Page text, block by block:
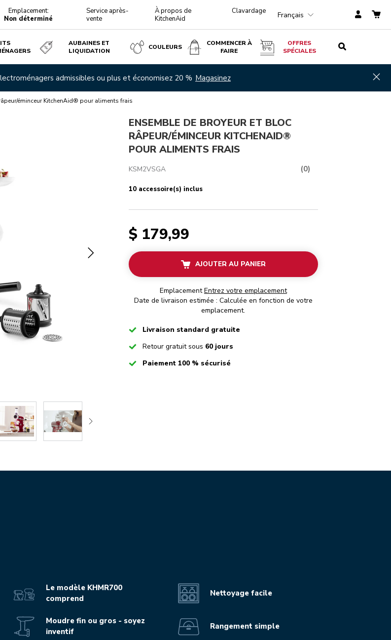
Emplacement:
Non déterminé
Service après-
vente
À propos de
KitchenAid
Clavardage Français
AUBAINES ET
LIQUIDATION
COULEURS
COMMENCER À
FAIRE
OFFRES
SPÉCIALES
admissibles ou plus et économisez 20 % Magasinez
éminceur KitchenAid® pour aliments frais
Avis
ENSEMBLE DE BROYEUR ET BLOC
RÂPEUR/ÉMINCEUR KITCHENAID®
POUR ALIMENTS FRAIS
KSM2VSGA (0)
10 accessoire(s) inclus
$ 179,99
AJOUTER AU PANIER
Emplacement Entrez votre emplacement
Date de livraison estimée : Calculée en fonction de votre
emplacement.
CheckedLivraison standard gratuite
CheckedRetour gratuit sous 60 jours
CheckedPaiement 100 % sécurisé
Le modèle KHMR700
comprend
Moudre fin ou gros - soyez
inventif
Nettoyage facile
Rangement simple